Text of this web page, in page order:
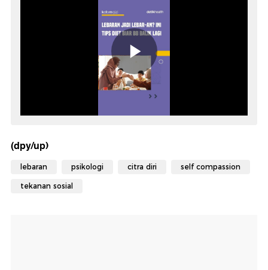
(dpy/up)
lebaran psikologi citra diri self compassion
tekanan sosial